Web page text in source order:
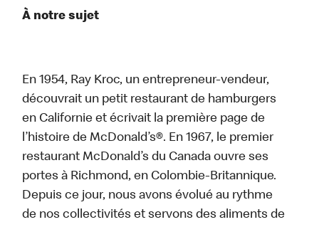
À notre sujet
En 1954, Ray Kroc, un entrepreneur-vendeur,
découvrait un petit restaurant de hamburgers
en Californie et écrivait la première page de
l’histoire de McDonald’s®. En 1967, le premier
restaurant McDonald’s du Canada ouvre ses
portes à Richmond, en Colombie-Britannique.
Depuis ce jour, nous avons évolué au rythme
de nos collectivités et servons des aliments de